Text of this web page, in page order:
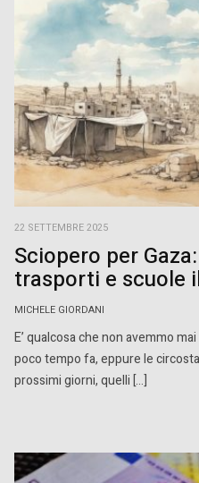
22 SETTEMBRE 2025
Sciopero per
trasporti e scuole
MICHELE GIORDANI
E’ qualcosa che non avemmo
poco tempo fa, eppure le
prossimi giorni, quelli […]